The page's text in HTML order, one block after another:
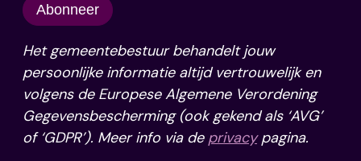
Abonneer
Het gemeentebestuur behandelt jouw
persoonlijke informatie altijd vertrouwelijk en
volgens de Europese Algemene Verordening
Gegevensbescherming (ook gekend als ‘AVG’
of ‘GDPR’). Meer info via de privacypagina.